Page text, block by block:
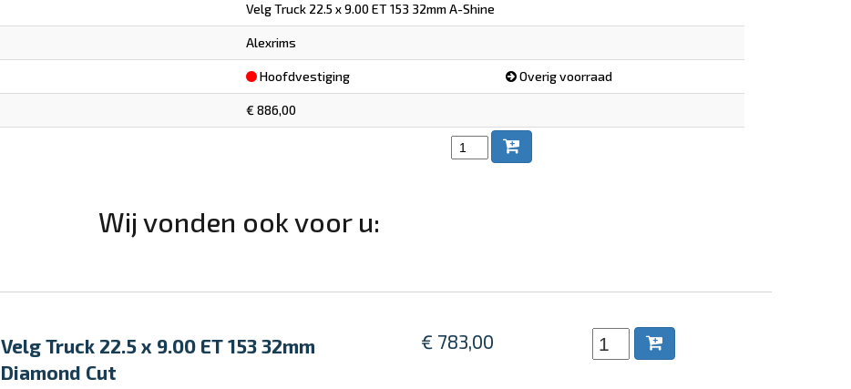
Velg Truck 22.5 x 9.00 ET 153 32mm A-Shine
Alexrims
Hoofdvestiging Overig voorraad
€ 886,00
Wij vonden ook voor u:
Velg Truck 22.5 x 9.00 ET 153 32mm
Diamond Cut
€ 783,00